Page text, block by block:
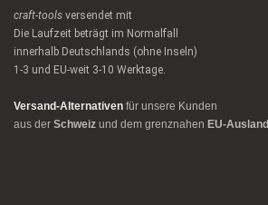
craft-tools versendet mit
Die Laufzeit beträgt im Normalfall
innerhalb Deutschlands (ohne Inseln)
1-3 und EU-weit 3-10 Werktage.
Versand-Alternativen für unsere Kunden
aus der Schweiz und dem grenznahen EU-Ausland